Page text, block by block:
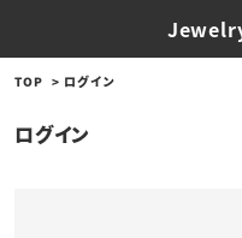
TOP ログイン
ログイン